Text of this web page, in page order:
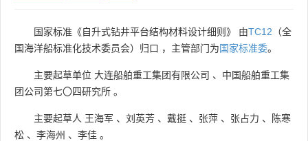
国家标准《自升式钻井平台结构材料设计细则》 由TC12 （全
国海洋船标准化技术委员会）归口 ，主管部门为国家标准委。
主要起草单位 大连船舶重工集团有限公司 、 中国船舶重工集
团公司第七〇四研究所 。
主要起草人 王海军 、 刘英芳 、 戴挺 、 张萍 、 张占力 、
陈寒
松 、 李海州 、 李佳 。